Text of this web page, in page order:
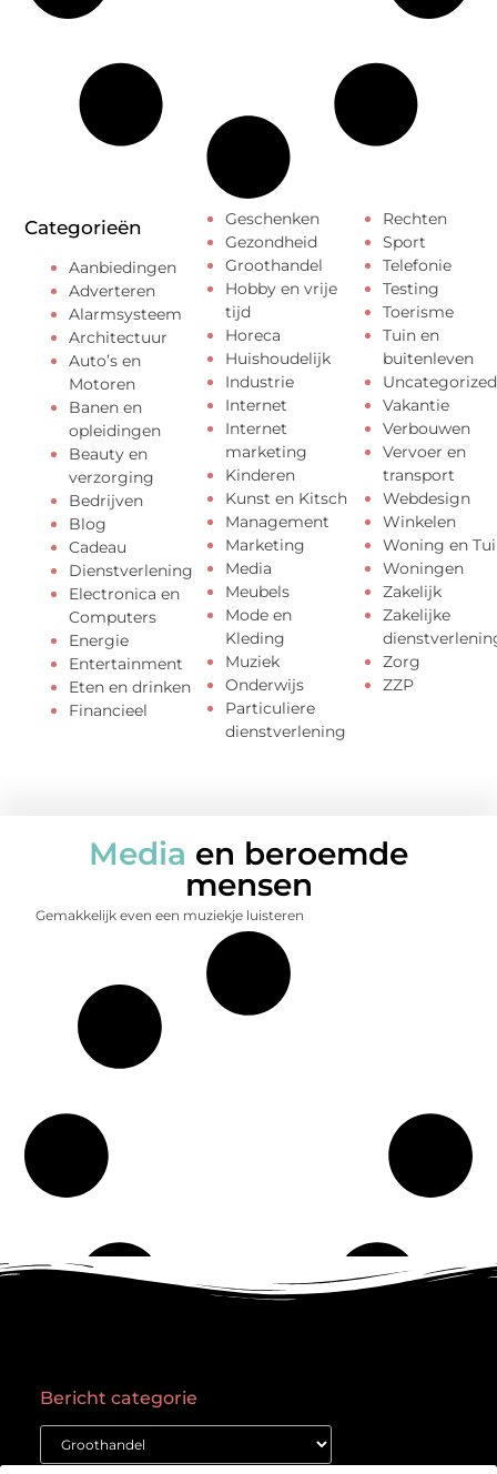
Categorieën
Aanbiedingen
Adverteren
Alarmsysteem
Architectuur
Auto’s en
Motoren
Banen en
opleidingen
Beauty en
verzorging
Bedrijven
Blog
Cadeau
Dienstverlening
Electronica en
Computers
Energie
Entertainment
Eten en drinken
Financieel
Geschenken
Gezondheid
Groothandel
Hobby en vrije
tijd
Horeca
Huishoudelijk
Industrie
Internet
Internet
marketing
Kinderen
Kunst en Kitsch
Management
Marketing
Media
Meubels
Mode en
Kleding
Muziek
Onderwijs
Particuliere
dienstverlening
Rechten
Sport
Telefonie
Testing
Toerisme
Tuin en
buitenleven
Uncategorized
Vakantie
Verbouwen
Vervoer en
transport
Webdesign
Winkelen
Woning en
Woningen
Zakelijk
Zakelijke
Zorg
ZZP
Media en beroemde
mensen
Gemakkelijk even een muziekje luisteren
Bericht categorie